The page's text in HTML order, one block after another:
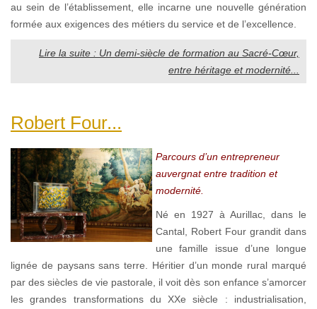
au sein de l’établissement, elle incarne une nouvelle génération
formée aux exigences des métiers du service et de l’excellence.
Lire la suite : Un demi-siècle de formation au Sacré-Cœur,
entre héritage et modernité...
Robert Four...
Parcours d’un entrepreneur
auvergnat entre tradition et
modernité.
Né en 1927 à Aurillac, dans le
Cantal, Robert Four grandit dans
une famille issue d’une longue
lignée de paysans sans terre. Héritier d’un monde rural marqué
par des siècles de vie pastorale, il voit dès son enfance s’amorcer
les grandes transformations du XXe siècle : industrialisation,